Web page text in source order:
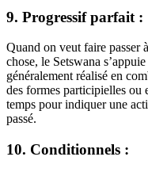
9. Progressif parfait :
Quand on veut faire passer
chose, le Setswana
généralement réalisé en
des formes participielles ou
temps pour indiquer une
passé.
10. Conditionnels :